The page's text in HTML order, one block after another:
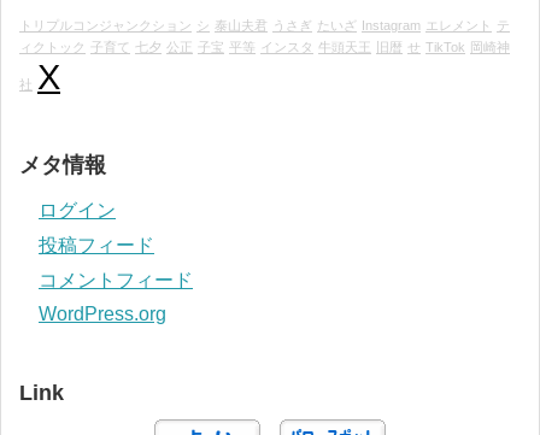
トリプルコンジャンクション シ 泰山夫君 うさぎ たいざ Instagram エレメント
テ
ィクトック
子育て 七夕 公正 子宝 平等 インスタ 牛頭天王 旧暦 せ TikTok 岡崎神
社 X
メタ情報
ログイン
投稿フィード
コメントフィード
WordPress.org
Link